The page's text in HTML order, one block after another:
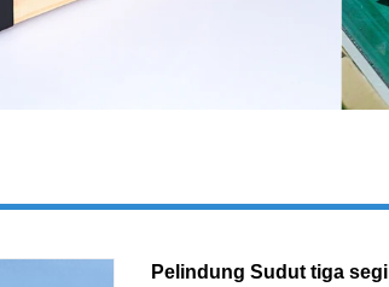
Pelindung Sudut tiga segi